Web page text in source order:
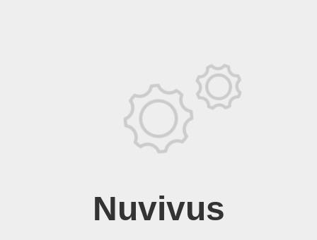
Nuvivus